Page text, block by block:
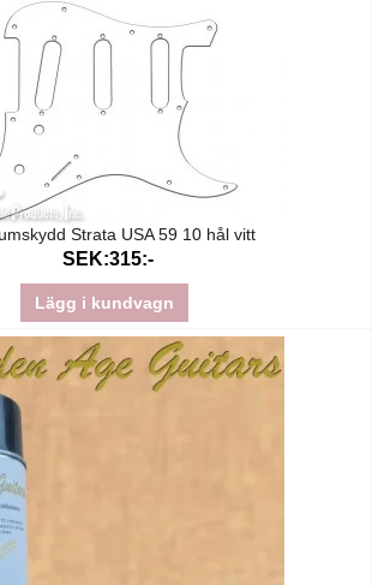
Strata USA 59 10 hål vitt
SEK:315:-
Lägg i kundvagn